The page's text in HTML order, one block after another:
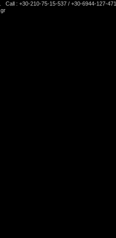
Call : +30-210-75-15-537 / +30-6944-127-471